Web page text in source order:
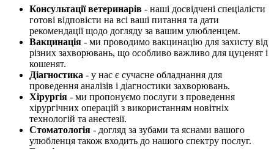
Консультації ветеринарів - наші досвідчені спеціалісти
готові відповісти на всі ваші питання та дати
рекомендації щодо догляду за вашим улюбленцем.
Вакцинація - ми проводимо вакцинацію для захисту від
різних захворювань, що особливо важливо для цуценят і
кошенят.
Діагностика - у нас є сучасне обладнання для
проведення аналізів і діагностики захворювань.
Хірургія - ми пропонуємо послуги з проведення
хірургічних операцій з використанням новітніх
технологій та анестезії.
Стоматологія - догляд за зубами та яснами вашого
улюбленця також входить до нашого спектру послуг.